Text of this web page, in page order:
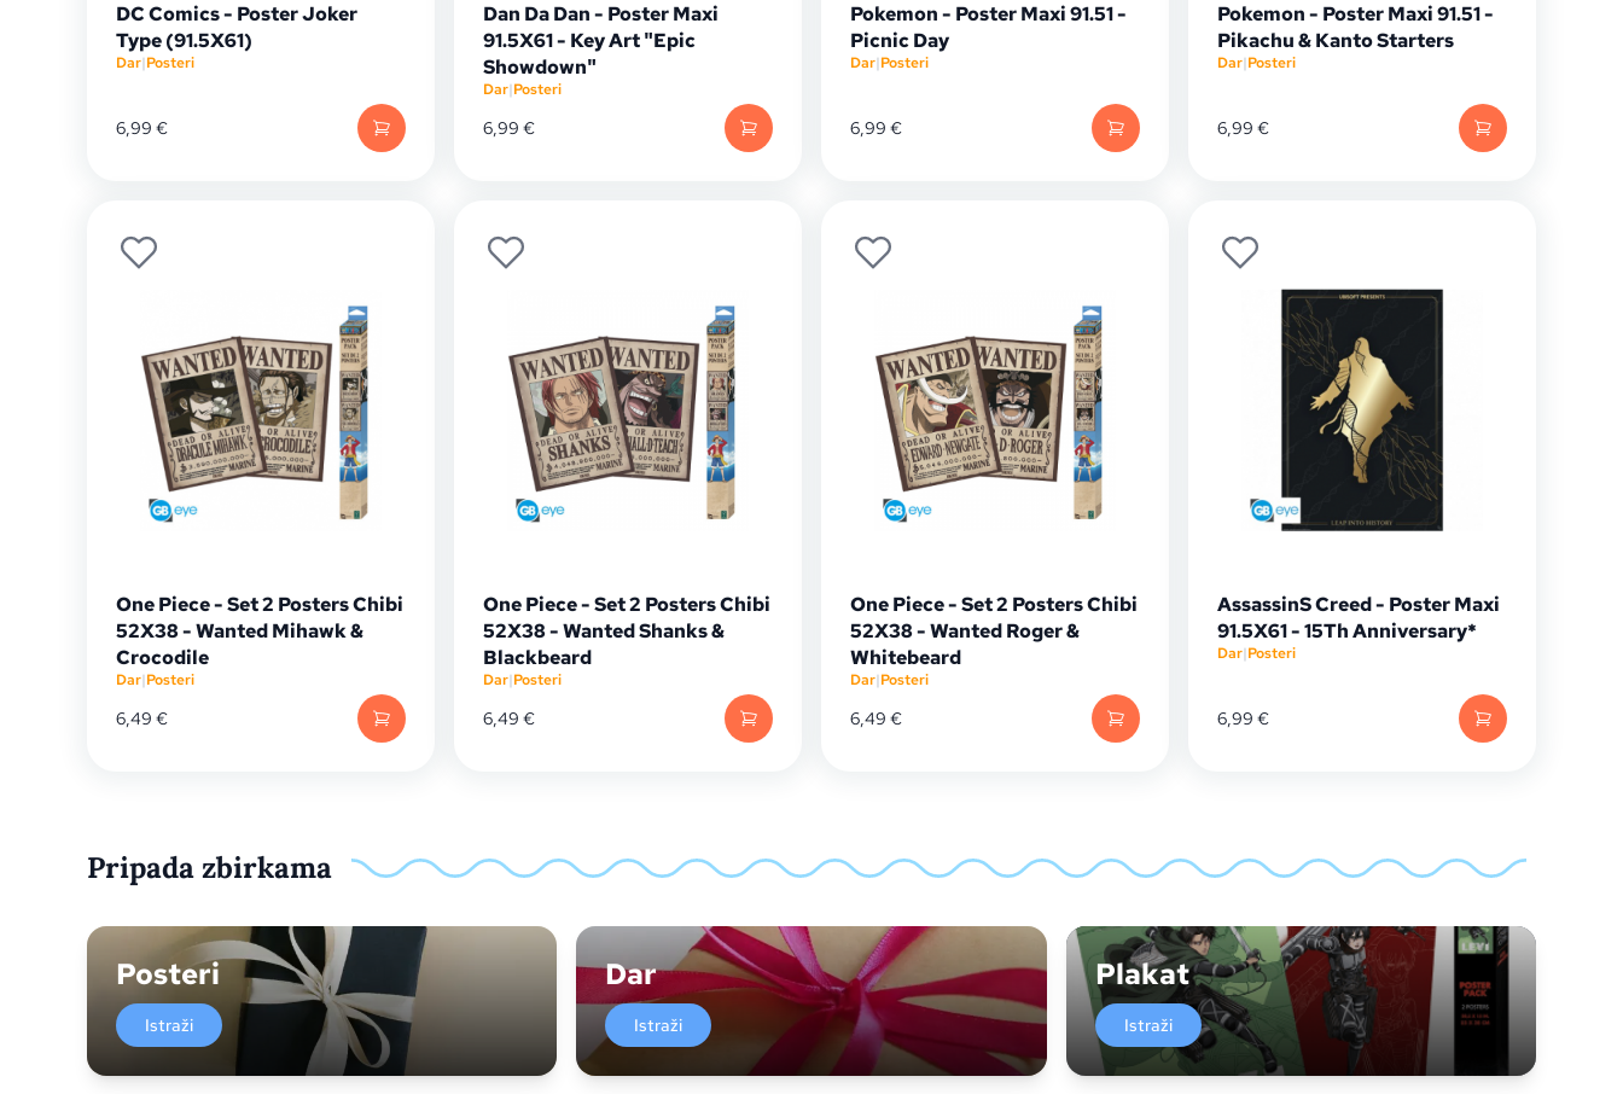
DC Comics - Poster Joker
Type (91.5X61)
Dar|Posteri
6,99 €
Dan Da Dan - Poster Maxi
91.5X61 - Key Art "Epic
Showdown"
Dar|Posteri
6,99 €
Pokemon - Poster Maxi 91.51 -
Picnic Day
Dar|Posteri
6,99 €
Pokemon - Poster Maxi 91.51 -
Pikachu & Kanto Starters
Dar|Posteri
6,99 €
One Piece - Set 2 Posters Chibi
52X38 - Wanted Mihawk &
Crocodile
Dar|Posteri
6,49 €
One Piece - Set 2 Posters Chibi
52X38 - Wanted Shanks &
Blackbeard
Dar|Posteri
6,49 €
One Piece - Set 2 Posters Chibi
52X38 - Wanted Roger &
Whitebeard
Dar|Posteri
6,49 €
AssassinS Creed - Poster Maxi
91.5X61 - 15Th Anniversary*
Dar|Posteri
6,99 €
Pripada zbirkama
Posteri
Istraži
Dar
Istraži
Plakat
Istraži